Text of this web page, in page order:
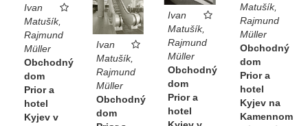
Matušík,
Rajmund
Müller
Obchodný
dom
Prior a
hotel
Kyjev na
Kamennom
Ivan
Matušík,
Rajmund
Müller
Obchodný
dom
Prior a
hotel
Ivan
Matušík,
Rajmund
Müller
Obchodný
dom
Prior a
hotel
Kyjev v
Ivan
Matušík,
Rajmund
Müller
Obchodný
dom